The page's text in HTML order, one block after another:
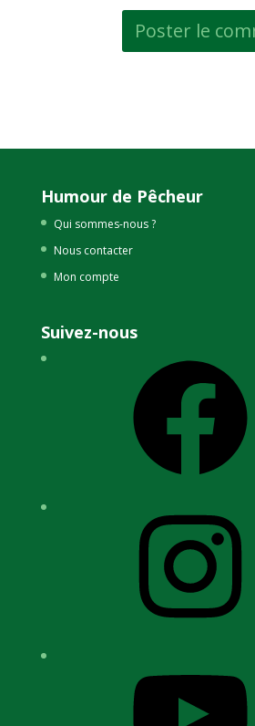
Humour de Pêcheur
Qui sommes-nous ?
Nous contacter
Mon compte
Suivez-nous